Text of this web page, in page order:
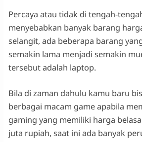
Percaya atau tidak di tengah-
menyebabkan banyak barang
selangit, ada beberapa barang
semakin lama menjadi semakin
tersebut adalah laptop.
Bila di zaman dahulu kamu baru
berbagai macam game apabila
gaming yang memiliki harga
juta rupiah, saat ini ada banyak